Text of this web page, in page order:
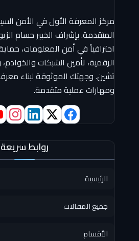
مركز المعرفة الأول في الأمن
المتقدمة. بإشراف الخبير حسام
احترافياً في أمن المعلومات، حماية
الرقمية، تأمين الشبكات
تشين. وجهتك الموثوقة لبناء
ومهارات عملية متقدمة.
روابط سريعة
الرئيسية
جميع المقالات
الأقسام